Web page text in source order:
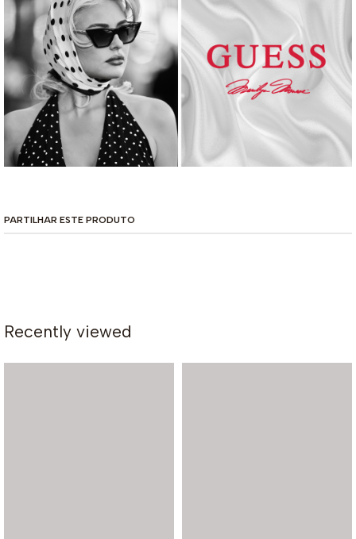
PARTILHAR ESTE PRODUTO
Recently viewed